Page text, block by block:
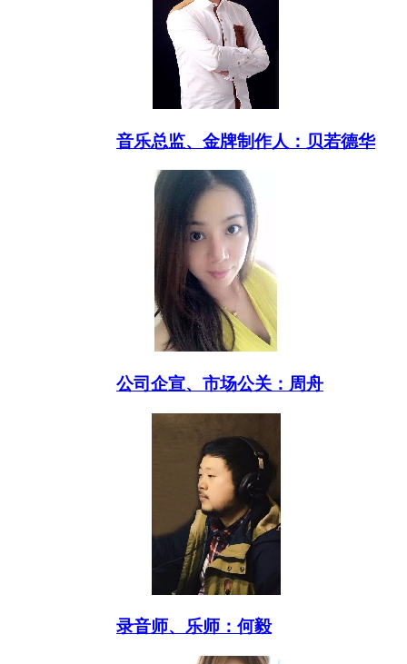
音乐总监、金牌制作人：贝若德华
公司企宣、市场公关：周舟
录音师、乐师：何毅